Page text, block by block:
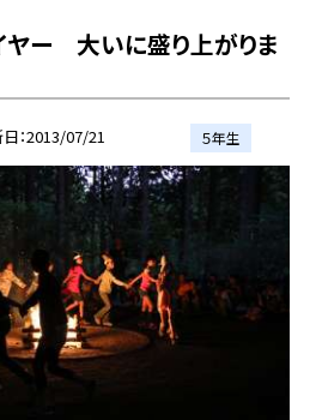
ヤー 大いに盛り上がりま
2013/07/21 ５年生